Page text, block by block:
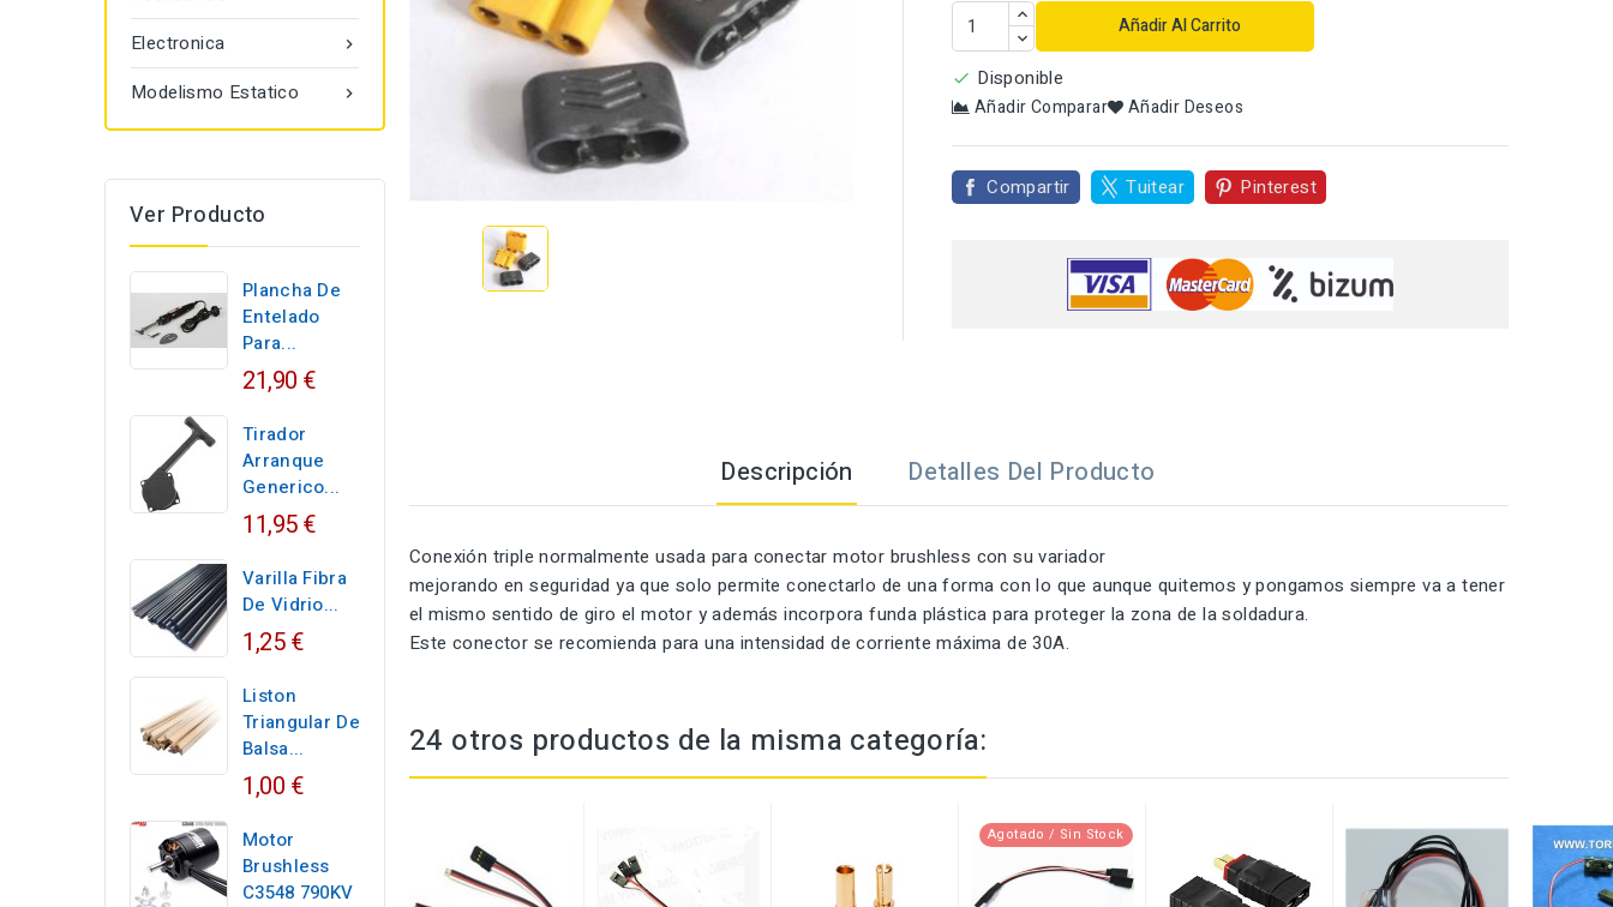

Electronica

Modelismo Estatico
Ver Producto
Plancha De
Entelado
Para...
21,90 €
Tirador
Arranque
Generico...
11,95 €
Varilla Fibra
De Vidrio...
1,25 €
Liston
Triangular De
Balsa...
1,00 €
Motor
Brushless
C3548 790KV
Añadir Al Carrito
 Disponible
Añadir Comparar Añadir Deseos
Compartir Tuitear Pinterest
Descripción Detalles Del Producto
Conexión triple normalmente usada para conectar motor brushless con su variador
mejorando en seguridad ya que solo permite conectarlo de una forma con lo que aunque quitemos y pongamos siempre va a tener
el mismo sentido de giro el motor y además incorpora funda plástica para proteger la zona de la soldadura.
Este conector se recomienda para una intensidad de corriente máxima de 30A.
24 otros productos de la misma categoría:
Agotado / Sin Stock